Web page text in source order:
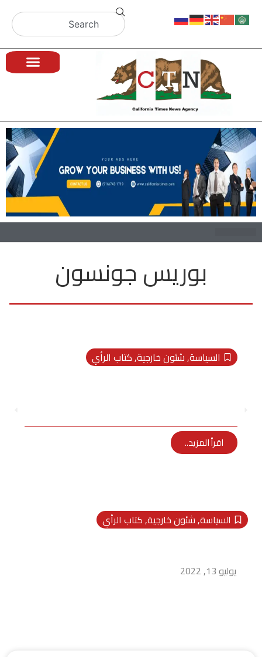
بوريس جونسون
السياسة,شئون خارجية,كتاب الرأي
القيصر “فلادمير بوتن” يدمر رئيس
اقرأ المزيد..
السياسة,شئون خارجية,كتاب الرأي
القيصر “فلادمير بوتن” يدمر رئيس الوزراء البريطانى
يوليو 13, 2022